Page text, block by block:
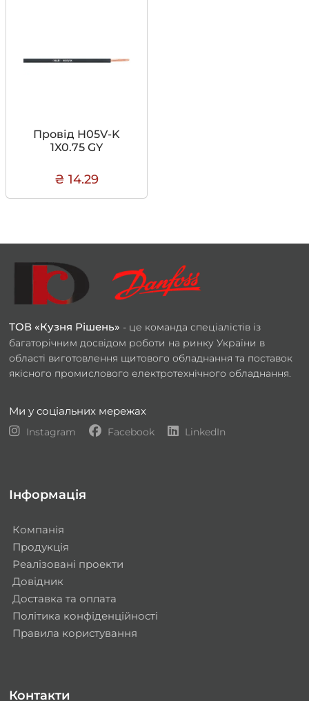
Провід H05V-K
1X0.75 GY
₴ 14.29
ТОВ «Кузня Рішень» - це команда спеціалістів із
багаторічним досвідом роботи на ринку України в
області виготовлення щитового обладнання та поставок
якісного промислового електротехнічного обладнання.
Ми у соціальних мережах
Instagram Facebook LinkedIn
Інформація
Компанія
Продукція
Реалізовані проекти
Довідник
Доставка та оплата
Політика конфіденційності
Правила користування
Контакти